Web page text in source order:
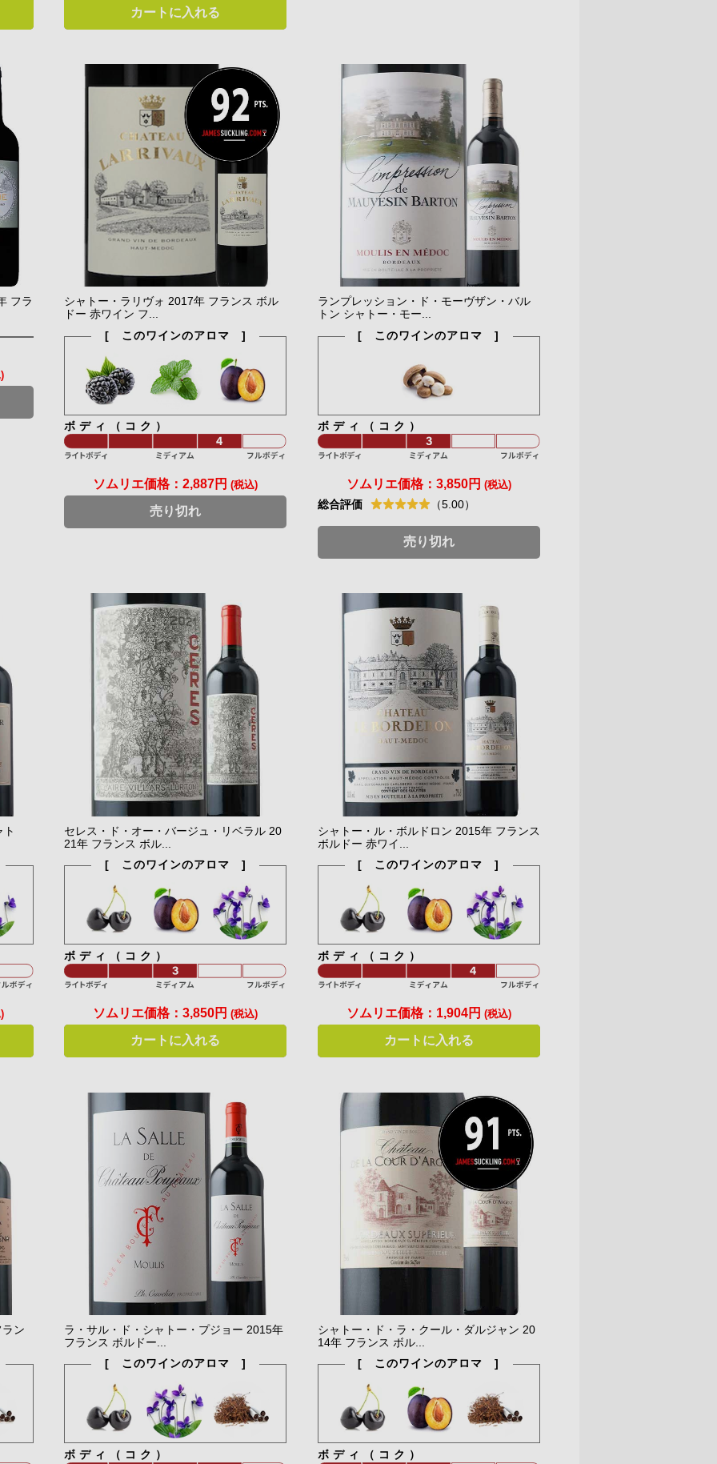
カートに入れる
フラ
シャトー・ラリヴォ 2017年 フランス ボル
ドー 赤ワイン フ...
[ このワインのアロマ ]
ボディ（コク）
ソムリエ価格：2,887円 (税込)
売り切れ
ランプレッション・ド・モーヴザン・バル
トン シャトー・モー...
[ このワインのアロマ ]
ボディ（コク）
ソムリエ価格： 3,850円 (税込)
総合評価 （5.00）
売り切れ
セレス・ド・オー・バージュ・リベラル 20
21年 フランス ボル...
[ このワインのアロマ ]
ボディ（コク）
ソムリエ価格：3,850円 (税込)
カートに入れる
シャトー・ル・ボルドロン 2015年 フランス
ボルドー 赤ワイ...
[ このワインのアロマ ]
ボディ（コク）
ソムリエ価格： 1,904円 (税込)
カートに入れる
ン
ラ・サル・ド・シャトー・プジョー 2015年
フランス ボルドー...
[ このワインのアロマ ]
ボディ（コク）
シャトー・ド・ラ・クール・ダルジャン 20
14年 フランス ボル...
[ このワインのアロマ ]
ボディ（コク）